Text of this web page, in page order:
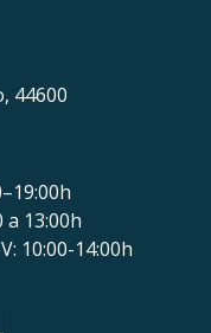
44600
a 13:00h
10:00-14:00h